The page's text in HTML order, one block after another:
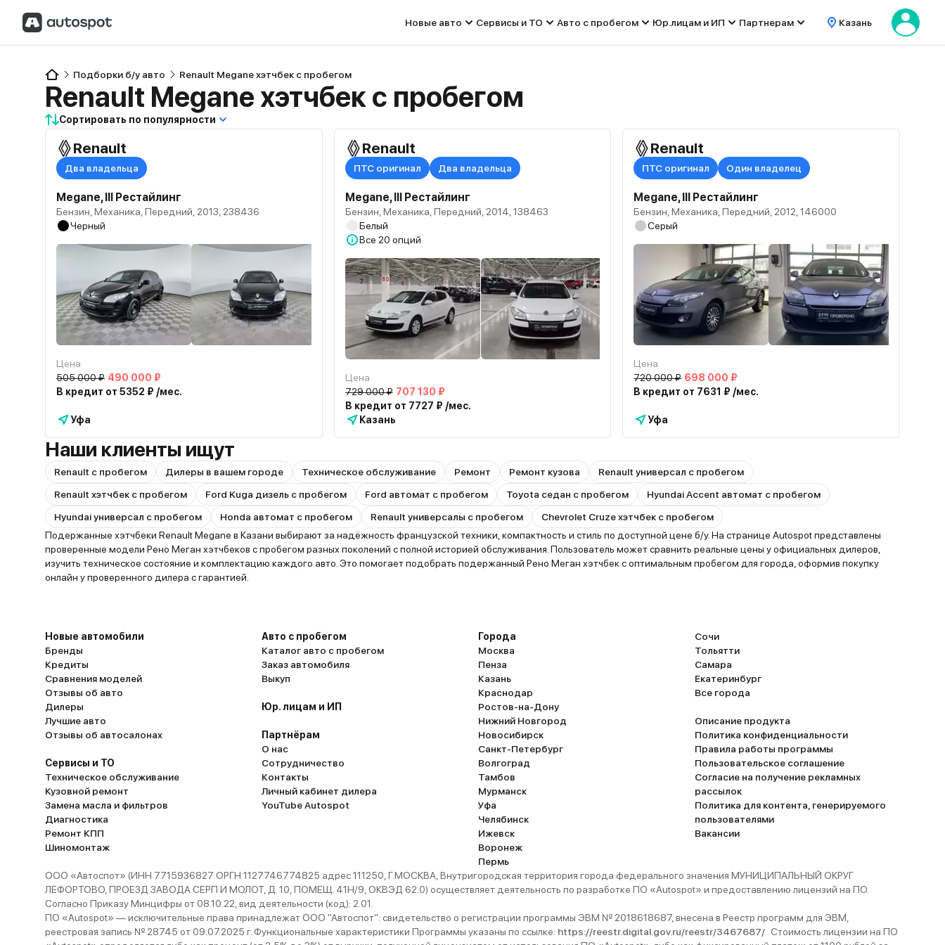
Новые авто Сервисы и ТО Авто с пробегом Юр.лицам и ИП Партнерам Казань
Подборки б/у авто Renault Megane хэтчбек с пробегом
Renault Megane хэтчбек с пробегом
Сортировать по популярности
Renault
Два владельца
Megane, III Рестайлинг
Бензин, Механика, Передний, 2013, 238436
Черный
Цена
505 000 ₽ 490 000 ₽
В кредит от 5352 ₽ /мес.
Уфа
Renault
ПТС оригинал Два владельца
Megane, III Рестайлинг
Бензин, Механика, Передний, 2014, 138463
Белый
Все 20 опций
Цена
729 000 ₽ 707 130 ₽
В кредит от 7727 ₽ /мес.
Казань
Renault
ПТС оригинал Один владелец
Megane, III Рестайлинг
Бензин, Механика, Передний, 2012, 146000
Серый
Цена
720 000 ₽ 698 000 ₽
В кредит от 7631 ₽ /мес.
Уфа
Наши клиенты ищут
Renault с пробегом Дилеры в вашем городе Техническое обслуживание Ремонт Ремонт кузова
Renault универсал с пробегом
Renault хэтчбек с пробегом
Ford Kuga дизель с пробегом Ford автомат с пробегом Toyota седан с пробегом
Hyundai Accent автомат с пробегом
Hyundai универсал с пробегом
Honda автомат с пробегом Renault универсалы с пробегом
Chevrolet Cruze хэтчбек с пробегом
Подержанные хэтчбеки Renault Megane в Казани выбирают за надёжность французской техники, компактность и стиль по доступной цене б/у. На странице Autospot представлены
проверенные модели Рено Меган хэтчбеков с пробегом разных поколений с полной историей обслуживания. Пользователь может сравнить реальные цены у официальных дилеров,
изучить техническое состояние и комплектацию каждого авто. Это помогает подобрать подержанный Рено Меган хэтчбек с оптимальным пробегом для города, оформив покупку
онлайн у проверенного дилера с гарантией.
Новые автомобили
Бренды
Кредиты
Сравнения моделей
Отзывы об авто
Дилеры
Лучшие авто
Отзывы об автосалонах
Сервисы и ТО
Техническое обслуживание
Кузовной ремонт
Замена масла и фильтров
Диагностика
Ремонт КПП
Шиномонтаж
Авто с пробегом
Каталог авто с пробегом
Заказ автомобиля
Выкуп
Юр. лицам и ИП
Партнёрам
О нас
Сотрудничество
Контакты
Личный кабинет дилера
YouTube Autospot
Города
Москва
Пенза
Казань
Краснодар
Ростов-на-Дону
Нижний Новгород
Новосибирск
Санкт-Петербург
Волгоград
Тамбов
Мурманск
Уфа
Челябинск
Ижевск
Воронеж
Пермь
Сочи
Тольятти
Самара
Екатеринбург
Все города
Описание продукта
Политика конфиденциальности
Правила работы программы
Пользовательское соглашение
Согласие на получение рекламных
рассылок
Политика для контента, генерируемого
пользователями
Вакансии
ООО «Автоспот» (ИНН 7715936827 ОРГН 1127746774825 адрес 111250, Г.МОСКВА, Внутригородская территория города федерального значения МУНИЦИПАЛЬНЫЙ ОКРУГ
ЛЕФОРТОВО, ПРОЕЗД ЗАВОДА СЕРП И МОЛОТ, Д. 10, ПОМЕЩ. 41Н/9, ОКВЭД 62.0) осуществляет деятельность по разработке ПО «Autospot» и предоставлению лицензий на ПО.
Согласно Приказу Минцифры от 08.10.22, вид деятельности (код): 2.01.
ПО «Autospot» — исключительные права принадлежат ООО "Автоспот": свидетельство о регистрации программы ЭВМ № 2018618687, внесена в Реестр программ для ЭВМ,
реестровая запись № 28745 от 09.07.2025 г. Функциональные характеристики Программы указаны по ссылке: https://reestr.digital.gov.ru/reestr/3467687/ . Стоимость лицензии на ПО